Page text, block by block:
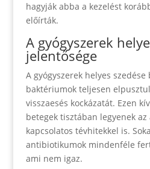
hagyják abba a kezelést
előírták.
A gyógyszerek
jelentősége
A gyógyszerek helyes
baktériumok teljesen
visszaesés kockázatát. Ezen
betegek tisztában legyenek
kapcsolatos tévhitekkel is.
antibiotikumok mindenféle
ami nem igaz.